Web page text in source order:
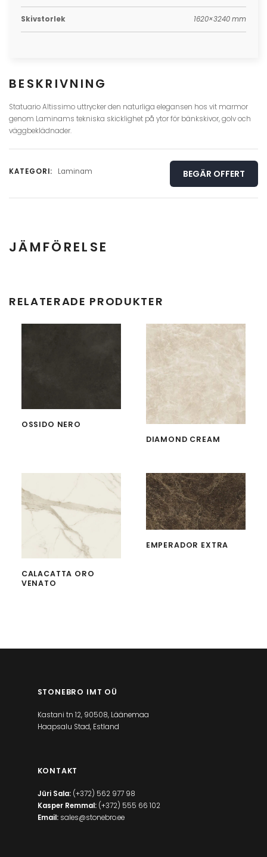
Skivstorlek 1620×3240 mm
BESKRIVNING
Statuario Altissimo uttrycker den naturliga elegansen hos vit marmor
genom Laminams tekniska skicklighet på ytor för bänkskivor, golv och
väggbeklädnader.
KATEGORI: Laminam BEGÄR OFFERT
JÄMFÖRELSE
Hel skiva
RELATERADE PRODUKTER
OSSIDO NERO
DIAMOND CREAM
CALACATTA ORO
VENATO
EMPERADOR EXTRA
STONEBRO IMT OÜ
Kastani tn 12, 90508, Läänemaa
Haapsalu Stad, Estland
KONTAKT
Jüri Sala: (+372) 562 977 98
Kasper Remmal: (+372) 555 66 102
Email: sales@stonebro.ee